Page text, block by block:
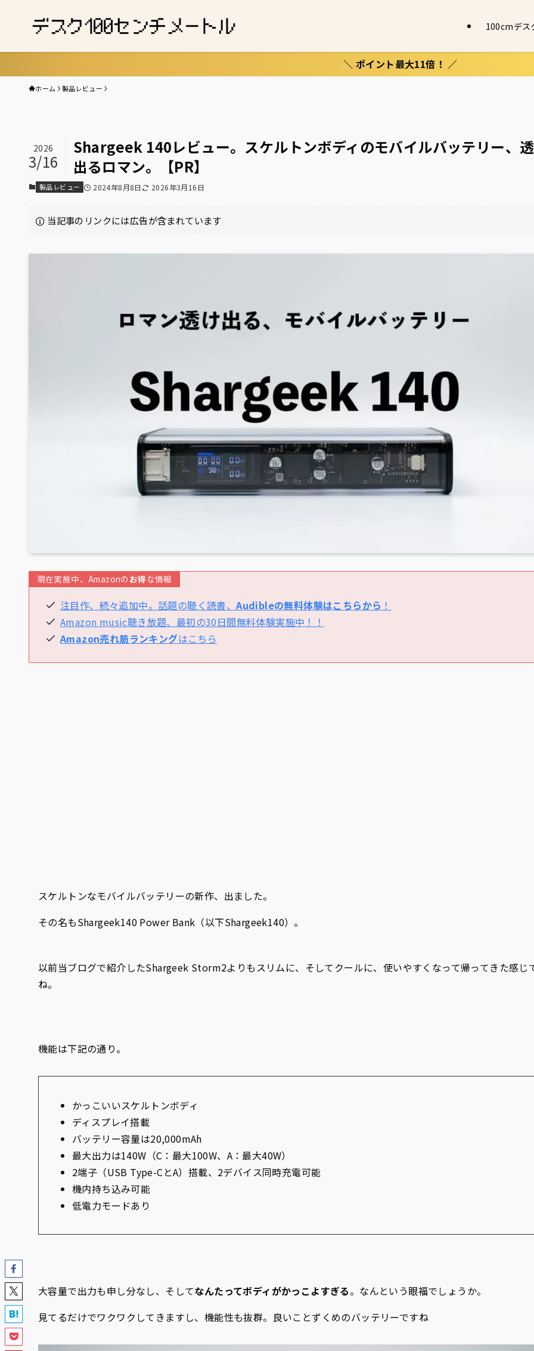
100cmデス
＼ ポイント最大11倍！ ／
ホーム 製品レビュー
Shargeek 140レビュー。スケルトンボディのモバイルバッテリー、
出るロマン。【PR】
2026
3/16
製品レビュー 2024年8月8日 2026年3月16日
当記事のリンクには広告が含まれています
現在実施中、Amazonの お得な情報
注目作、続々追加中。話題の聴く読書、Audibleの無料体験はこちらから ！
Amazon music聴き放題、最初の30日間無料体験実施中！！
Amazon売れ筋ランキングはこちら
スケルトンなモバイルバッテリーの新作、出ました。
その名もShargeek140 Power Bank（以下Shargeek140）。
以前当ブログで紹介したShargeek Storm2よりもスリムに、そしてクールに、使いやすくなって帰ってきた感じ
ね。
機能は下記の通り。
かっこいいスケルトンボディ
ディスプレイ搭載
バッテリー容量は20,000mAh
最大出力は140W（C：最大100W、A：最大40W）
2端子（USB Type-CとA）搭載、2デバイス同時充電可能
機内持ち込み可能
低電力モードあり
大容量で出力も申し分なし、そしてなんたってボディがかっこよすぎる。なんという眼福でしょうか。
見てるだけでワクワクしてきますし、機能性も抜群。良いことずくめのバッテリーですね